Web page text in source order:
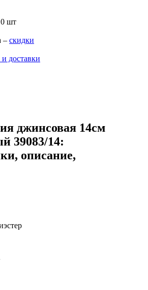
шт
– скидки
доставки
джинсовая 14см
39083/14:
описание,